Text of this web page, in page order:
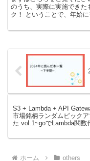
のうち、実際に実施できた
ク！ ということで、年始
S3 + Lambda + API
市場銘柄ランダムピック
た vol.1~goでLambda関数
ホーム others